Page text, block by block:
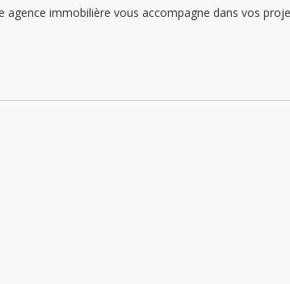
lunedì: 09:00 - 12:00 | 14:00 - 18:00
agence immobilière vous accompagne dans vos